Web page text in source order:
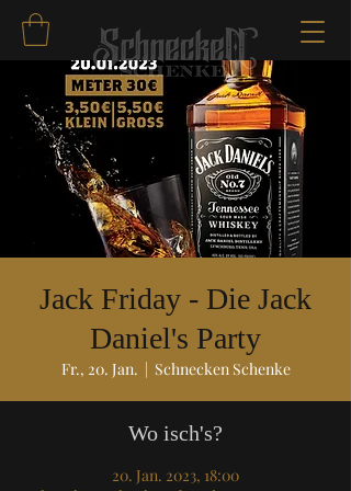
Jack Friday - Die Jack
Daniel's Party
Fr., 20. Jan.
  |
Schnecken Schenke
Wo isch's?
20. Jan. 2023, 18:00